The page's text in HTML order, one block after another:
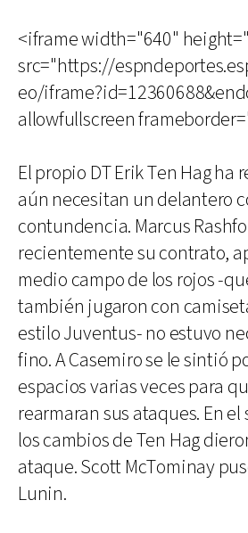
<iframe width="640"
src="https://
eo/
allowfullscreen
El propio DT Erik Ten Hag ha
aún necesitan un delantero
contundencia. Marcus
recientemente su contrato,
medio campo de los rojos -
también jugaron con
estilo Juventus- no estuvo
fino. A Casemiro se le sintió
espacios varias veces para
rearmaran sus ataques. En
los cambios de Ten Hag
ataque. Scott McTominay
Lunin.